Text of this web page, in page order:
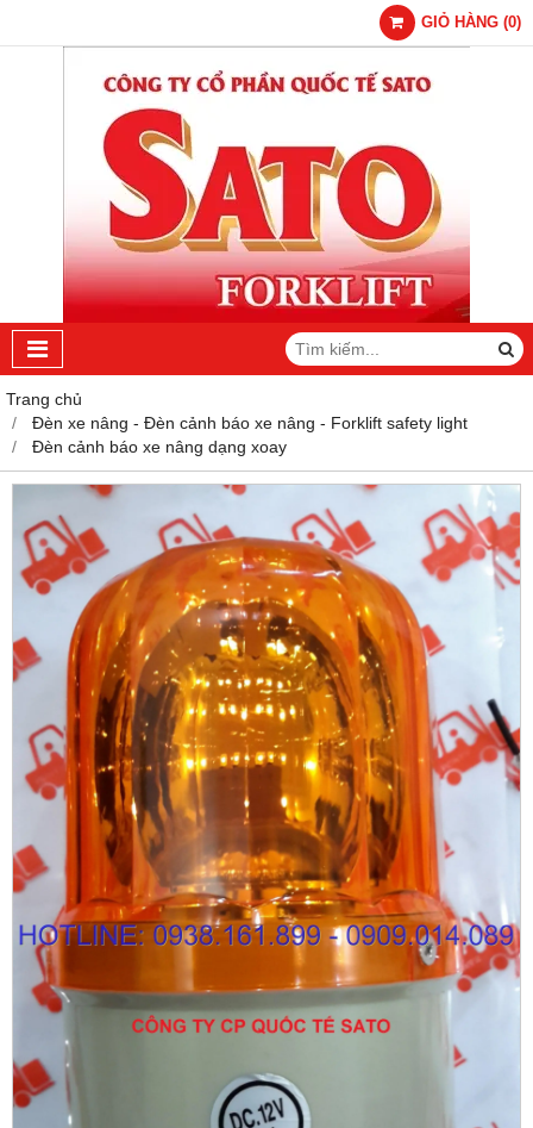
GIỎ HÀNG (0)
Trang chủ
Đèn xe nâng - Đèn cảnh báo xe nâng - Forklift safety light
Đèn cảnh báo xe nâng dạng xoay